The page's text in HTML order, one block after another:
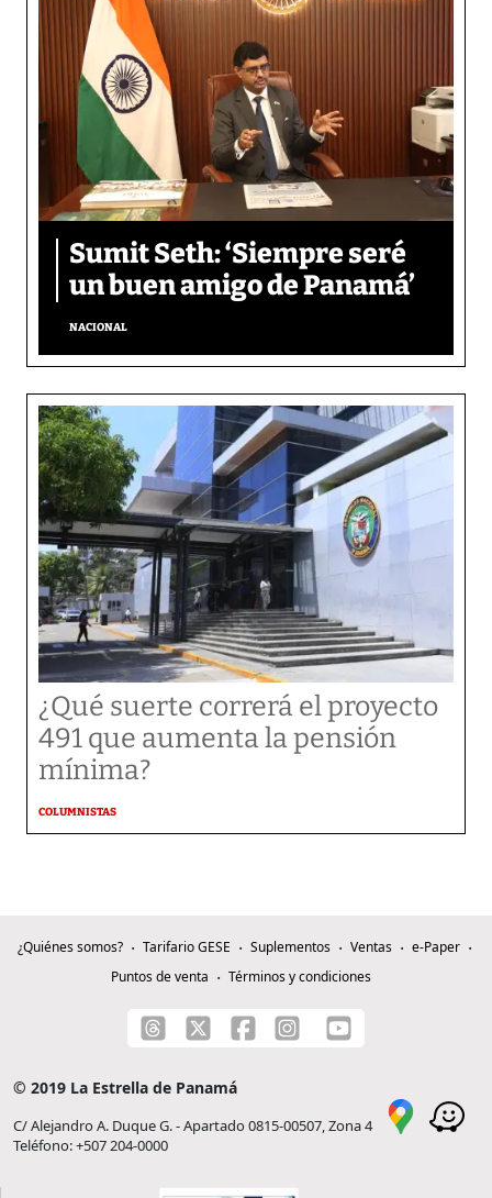
Sumit Seth: ‘Siempre seré
un buen amigo de Panamá’
NACIONAL
¿Qué suerte correrá el proyecto
491 que aumenta la pensión
mínima?
COLUMNISTAS
¿Quiénes somos? Tarifario GESE Suplementos Ventas
e-Paper
Puntos de venta
Términos y condiciones
© 2019 La Estrella de Panamá
C/ Alejandro A. Duque G. - Apartado 0815-00507, Zona 4
Teléfono: +507 204-0000